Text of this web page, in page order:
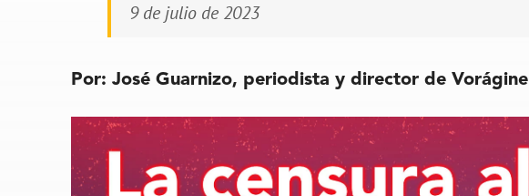
9 de julio de 2023
Por:José Guarnizo, periodista y director de Vorágine